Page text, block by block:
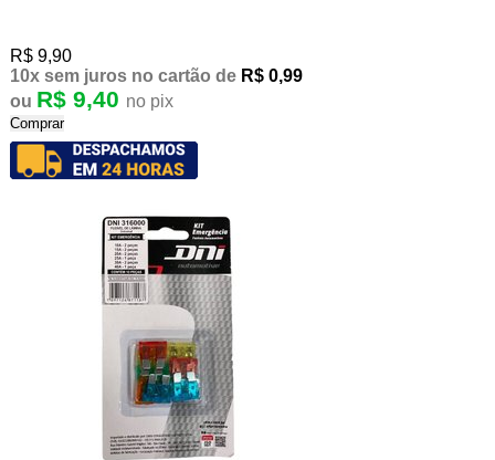
R$ 9,90
10x sem juros no cartão de R$ 0,99
ou R$ 9,40 no pix
Comprar